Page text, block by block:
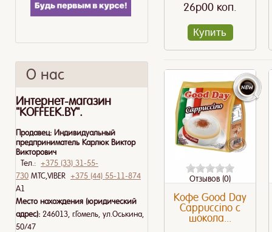
О нас
Интернет-магазин
"KOFFEEK.BY".
Продавец: Индивидуальный
предприниматель Карлюк Виктор
Викторович
Тел.: +375 (33) 31-55-
730 МТС,VIBER +375 (44) 55-11-874
A1
Место нахождения (юридический
адрес): 246013, г.Гомель, ул.Оськина,
50/47
26p00 коп.
Купить
Отзывов (0)
Кофе Good Day
Cappuccino с
шокола...